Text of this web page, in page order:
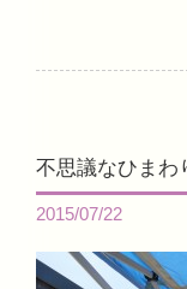
不思議なひまわ
2015/07/22